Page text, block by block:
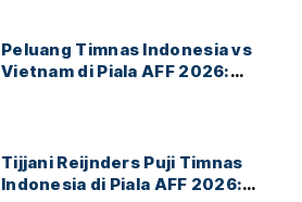
Peluang Timnas Indonesia vs
Vietnam di Piala AFF 2026:
Tijjani Reijnders Puji Timnas
Indonesia di Piala AFF 2026: